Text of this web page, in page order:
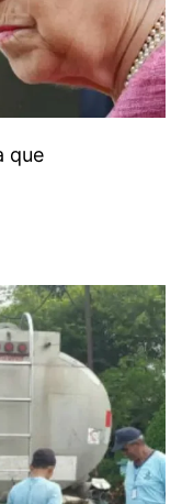
que